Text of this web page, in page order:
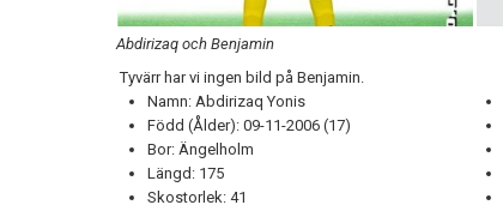
Abdirizaq och Benjamin
Tyvärr har vi ingen bild på Benjamin.
Namn: Abdirizaq Yonis
Född (Ålder): 09-11-2006 (17)
Bor: Ängelholm
Längd: 175
Skostorlek: 41